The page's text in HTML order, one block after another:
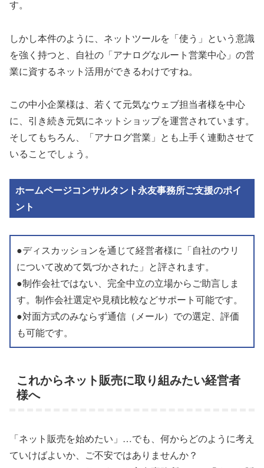
す。
しかし本件のように、ネットツールを「使う」という意識
を強く持つと、自社の「アナログなルート営業中心」の営
業に資するネット活用ができるわけですね。
この中小企業様は、若くて元気なウェブ担当者様を中心
に、引き続き元気にネットショップを運営されています。
そしてもちろん、「アナログ営業」とも上手く連動させて
いることでしょう。
ホームページコンサルタント永友事務所ご支援のポイ
ント
●ディスカッションを通じて経営者様に「自社のウリ
について改めて気づかされた」と評されます。
●制作会社ではない、完全中立の立場からご助言しま
す。制作会社選定や見積比較などサポート可能です。
●対面方式のみならず通信（メール）での選定、評価
も可能です。
これからネット販売に取り組みたい経営者
様へ
「ネット販売を始めたい」…でも、何からどのように考え
ていけばよいか、ご不安ではありませんか？